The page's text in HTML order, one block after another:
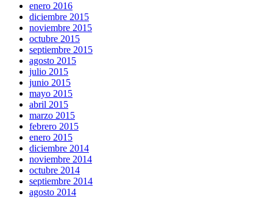
enero 2016
diciembre 2015
noviembre 2015
octubre 2015
septiembre 2015
agosto 2015
julio 2015
junio 2015
mayo 2015
abril 2015
marzo 2015
febrero 2015
enero 2015
diciembre 2014
noviembre 2014
octubre 2014
septiembre 2014
agosto 2014